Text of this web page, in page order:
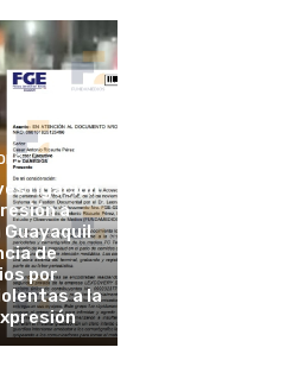
a
de
por
a la